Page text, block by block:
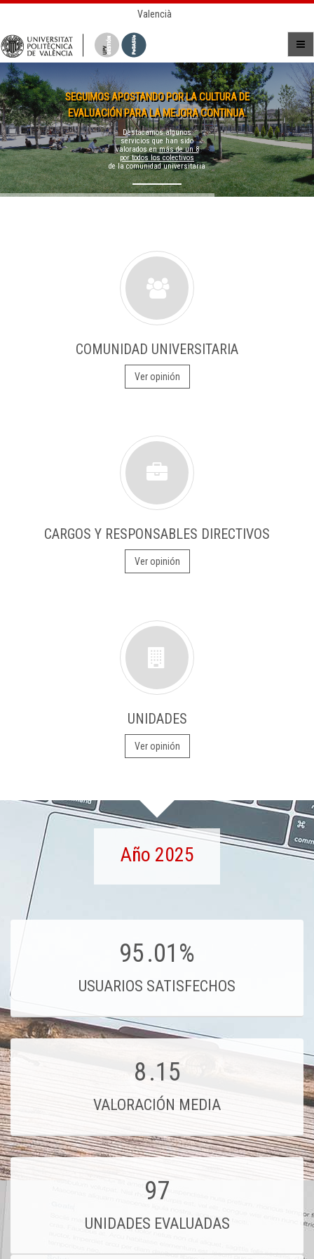
Valencià
SEGUIMOS APOSTANDO POR LA CULTURA DE
EVALUACIÓN PARA LA MEJORA CONTINUA.
Destacamos algunos
servicios que han sido
valorados enmás de un 8
por todos los colectivos
de la comunidad universitaria
COMUNIDAD UNIVERSITARIA
Ver opinión
CARGOS Y RESPONSABLES DIRECTIVOS
Ver opinión
UNIDADES
Ver opinión
Año 2025
95.01%
USUARIOS SATISFECHOS
8.15
VALORACIÓN MEDIA
97
UNIDADES EVALUADAS